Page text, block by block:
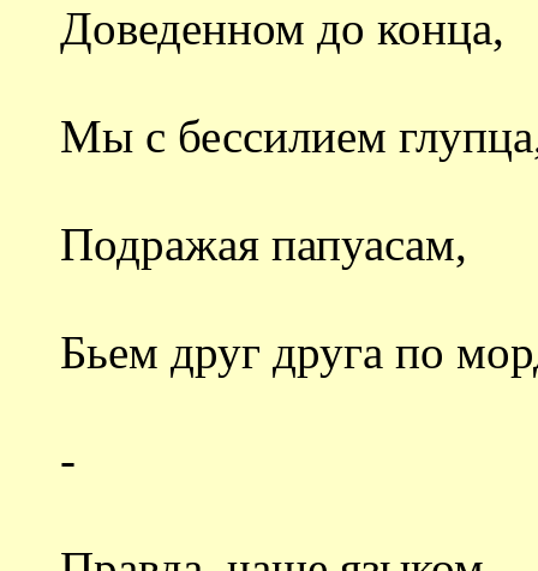
Доведенном до конца,
Мы с бессилием
Подражая папуасам,
Бьем друг друга по
-